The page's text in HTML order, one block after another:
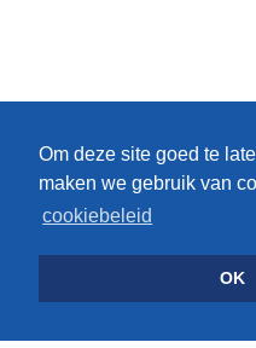
Om deze site goed te
maken we gebruik van
cookiebeleid
OK